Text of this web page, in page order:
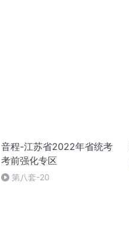
音程-江苏省2022年省统考
考前强化专区
第八套-20